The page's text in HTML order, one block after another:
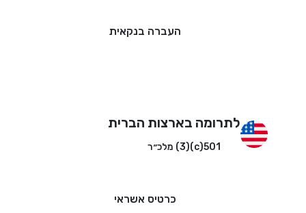
העברה בנקאית
לתרומה בארצות הברית
501(c)(3) מלכ״ר
כרטיס אשראי